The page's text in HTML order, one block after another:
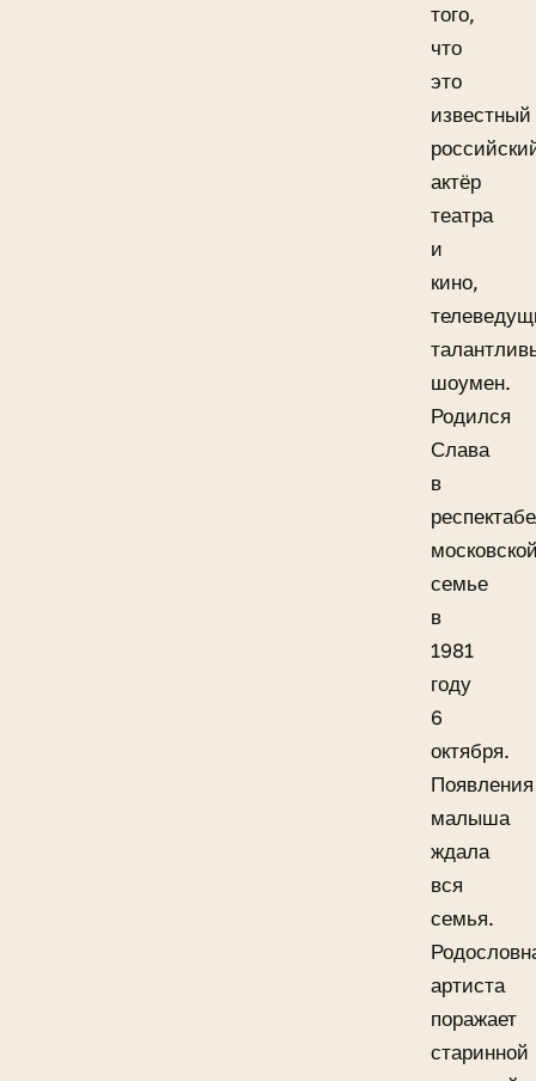
того,
что
это
известный
актёр
театра
и
кино,
шоумен.
Родился
Слава
в
семье
в
1981
году
6
октября.
Появления
малыша
ждала
вся
семья.
артиста
поражает
старинной